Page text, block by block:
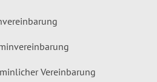
Vereinbarung